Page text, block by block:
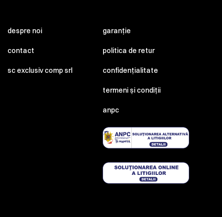
despre noi
contact
sc exclusiv comp srl
garanție
politica de retur
confidențialitate
termeni și condiții
anpc